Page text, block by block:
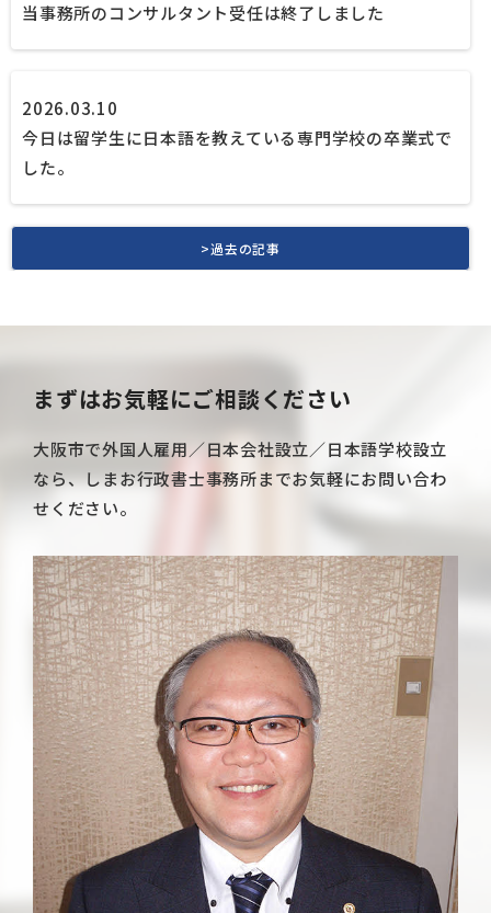
当事務所のコンサルタント受任は終了しました
2026.03.10
今日は留学生に日本語を教えている専門学校の卒業式で
した。
>過去の記事
まずはお気軽にご相談ください
大阪市で外国人雇用／日本会社設立／日本語学校設立
なら、しまお行政書士事務所までお気軽にお問い合わ
せください。